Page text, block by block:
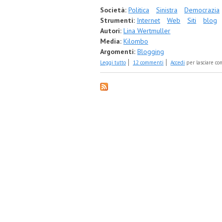
Società: Politica Sinistra
Democrazia
Strumenti: Internet Web Siti
blog
Autori: Lina Wertmuller
Media: Kilombo
Argomenti: Blogging
Leggi tutto su Il primo voto su Kilombo: meta -
12 commenti Accedi per lasciare